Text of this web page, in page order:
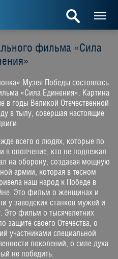
фильма «Сила
Музея Победы состоялась
«Сила Единения». Картина
в годы Великой Отечественной
в тылу, совершая настоящие
всего о людях, которые по
в ополчение, кто не подлежал
на оборону, создавая мощную
армии, которая в тесном
наш народ к Победе в
Это фильм о женщинах и
у заводских станков мужей и
фильм о тысячелетних
защите своего Отечества, о
участниками специальной
поколений, о силе духа
не победить.